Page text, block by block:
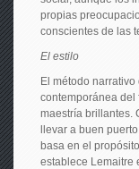
propias
conscientes de las
El estilo
El método
contemporánea
maestría brillantes.
llevar a buen
basa en el
establece Lemaitre